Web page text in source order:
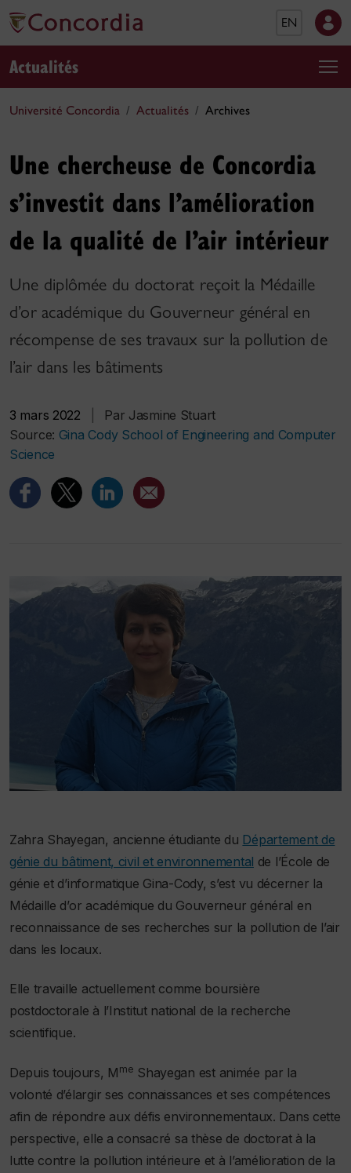
EN
Actualités
Université Concordia Actualités Archives
Une chercheuse de Concordia
s’investit dans l’amélioration
de la qualité de l’air intérieur
Une diplômée du doctorat reçoit la Médaille
d’or académique du Gouverneur général en
récompense de ses travaux sur la pollution de
l’air dans les bâtiments
3 mars 2022
Par Jasmine Stuart
Source: Gina Cody School of Engineering and Computer
Science
Zahra Shayegan, ancienne étudiante du Département de
génie du bâtiment, civil et environnemental de l’École de
génie et d’informatique Gina-Cody, s’est vu décerner la
Médaille d’or académique du Gouverneur général en
reconnaissance de ses recherches sur la pollution de l’air
dans les locaux.
Elle travaille actuellement comme boursière
postdoctorale à l’Institut national de la recherche
scientifique.
Depuis toujours, M me Shayegan est animée par la
volonté d’élargir ses connaissances et ses compétences
afin de répondre aux défis environnementaux. Dans cette
perspective, elle a consacré sa thèse de doctorat à la
lutte contre la pollution intérieure et à l’amélioration de la